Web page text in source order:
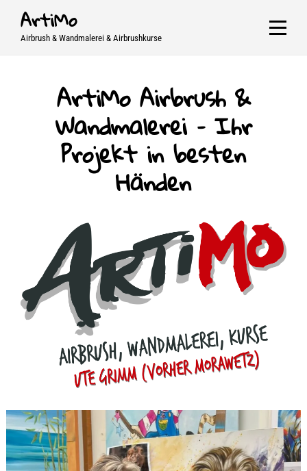
SkipArtiMo
Airbrush & Wandmalerei & Airbrushkurse
ArtiMo Airbrush &
Wandmalerei – Ihr
Projekt in besten
Händen